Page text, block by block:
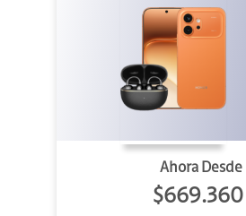
Ahora Desde
$669.360